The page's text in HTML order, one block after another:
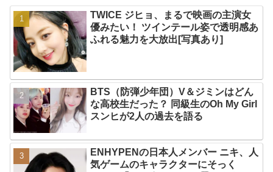
TWICE ジヒョ、まるで映画の主演女
優みたい！ ツインテール姿で透明感あ
ふれる魅力を大放出[写真あり]
BTS（防弾少年団）V＆ジミンはどん
な高校生だった？ 同級生のOh My Girl
スンヒが2人の過去を語る
ENHYPENの日本人メンバー ニキ、人
気ゲームのキャラクターにそっく